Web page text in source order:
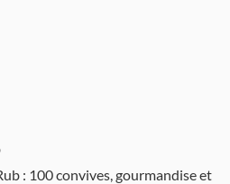
: 100 convives, gourmandise et